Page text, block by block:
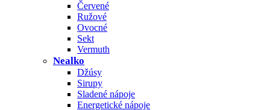
Červené
Ružové
Ovocné
Sekt
Vermuth
Nealko
Džúsy
Sirupy
Sladené nápoje
Energetické nápoje